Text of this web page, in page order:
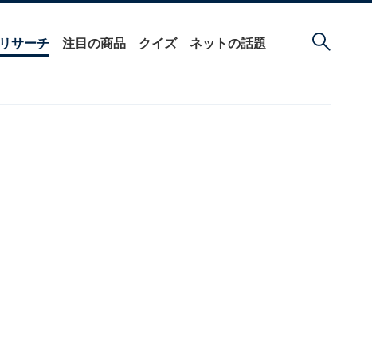
リサーチ 注目の商品 クイズ ネットの話題